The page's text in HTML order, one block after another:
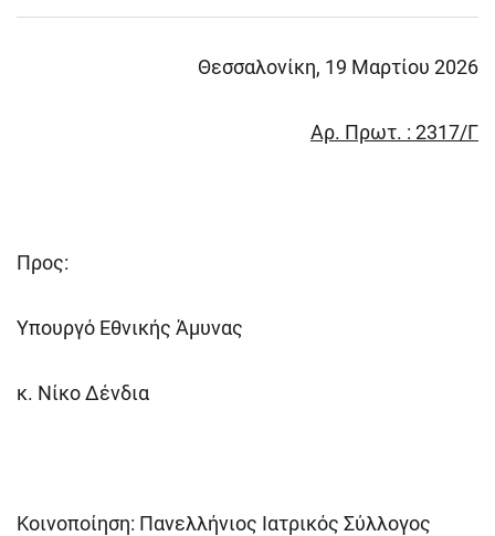
Θεσσαλονίκη, 19 Μαρτίου 2026
Αρ. Πρωτ. : 2317/Γ
Προς:
Υπουργό Εθνικής Άμυνας
κ. Νίκο Δένδια
Κοινοποίηση: Πανελλήνιος Ιατρικός Σύλλογος